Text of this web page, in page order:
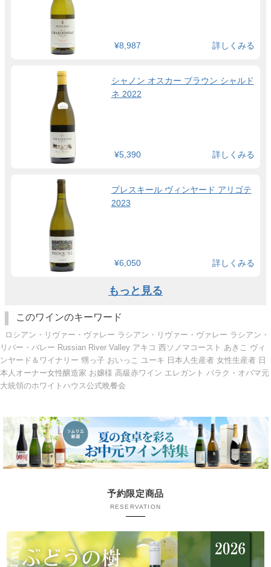
¥8,987 詳しくみる
シャノン オスカー ブラウン シャルド
ネ 2022
¥5,390 詳しくみる
プレスキール ヴィンヤード アリゴテ
2023
¥6,050 詳しくみる
もっと見る
このワインのキーワード
ロシアン・リヴァー・ヴァレー ラシアン・リヴァー・ヴァレー ラシアン・
リバー・バレー Russian River Valley アキコ 西ソノマコースト あきこ ヴィ
ンヤード＆ワイナリー 甥っ子 おいっこ ユーキ 日本人生産者 女性生産者 日
本人オーナー女性醸造家 お嬢様 高級赤ワイン エレガント バラク・オバマ元
大統領のホワイトハウス公式晩餐会
予約限定商品
RESERVATION